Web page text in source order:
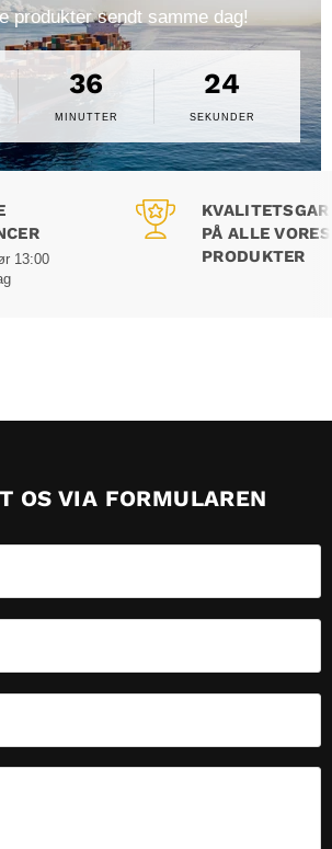
produkter sendt samme dag!
36
MINUTTER
23
SEKUNDER
13:00
PÅ ALLE VORES
PRODUKTER
OS VIA FORMULAREN